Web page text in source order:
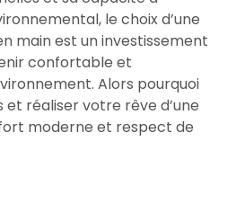
le choix d’une
main est un investissement
confortable et
Alors pourquoi
et réaliser votre rêve d’une
moderne et respect de